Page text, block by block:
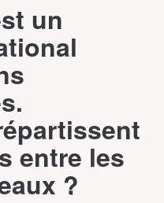
un
entre les
?